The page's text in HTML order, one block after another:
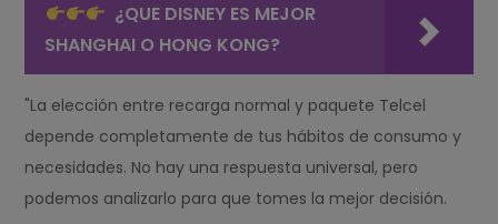
¿QUE DISNEY ES MEJOR
SHANGHAI O HONG KONG?
"La elección entre recarga normal y paquete Telcel
depende completamente de tus hábitos de consumo y
necesidades. No hay una respuesta universal, pero
podemos analizarlo para que tomes la mejor decisión.